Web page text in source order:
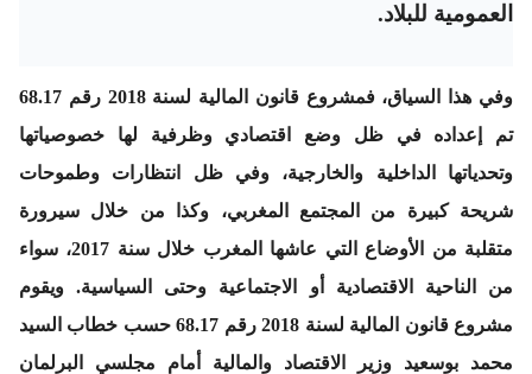
العمومية للبلاد.
وفي هذا السياق، فمشروع قانون المالية لسنة 2018 رقم 68.17
تم إعداده في ظل وضع اقتصادي وظرفية لها خصوصياتها
وتحدياتها الداخلية والخارجية، وفي ظل انتظارات وطموحات
شريحة كبيرة من المجتمع المغربي، وكذا من خلال سيرورة
متقلبة من الأوضاع التي عاشها المغرب خلال سنة 2017، سواء
من الناحية الاقتصادية أو الاجتماعية وحتى السياسية. ويقوم
مشروع قانون المالية لسنة 2018 رقم 68.17 حسب خطاب السيد
محمد بوسعيد وزير الاقتصاد والمالية أمام مجلسي البرلمان